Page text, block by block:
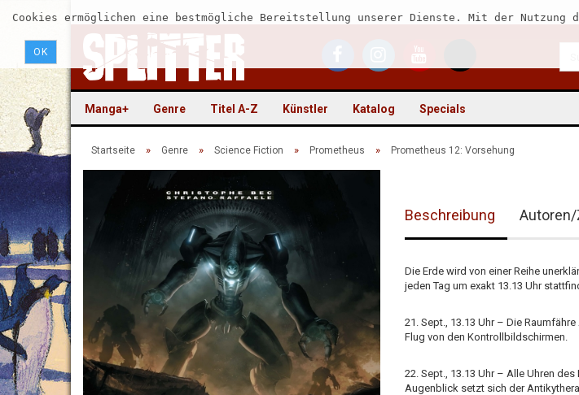
Cookies ermöglichen eine bestmögliche Bereitstellung unserer Dienste. Mit der
OK
Manga+ Genre Titel A-Z Künstler Katalog Specials
Startseite » Genre » Science Fiction » Prometheus » Prometheus 12: Vorsehung
Beschreibung
Die Erde wird von einer Reihe
jeden Tag um exakt 13.13 Uhr
21. Sept., 13.13 Uhr – Die
Flug von den Kontrollbildschirmen.
22. Sept., 13.13 Uhr – Alle Uhren
Augenblick setzt sich der